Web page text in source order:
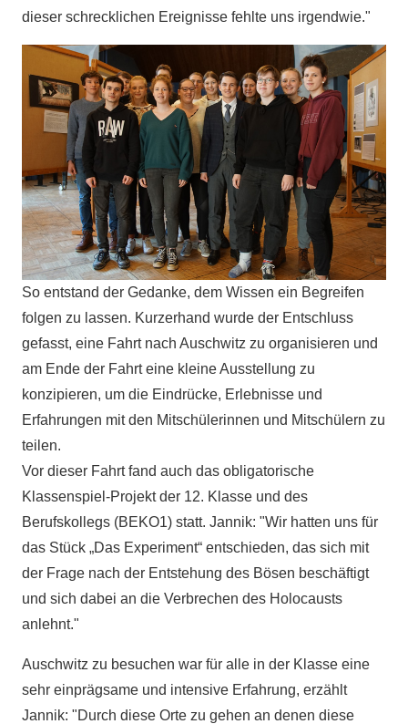
dieser schrecklichen Ereignisse fehlte uns irgendwie."
So entstand der Gedanke, dem Wissen ein Begreifen
folgen zu lassen. Kurzerhand wurde der Entschluss
gefasst, eine Fahrt nach Auschwitz zu organisieren und
am Ende der Fahrt eine kleine Ausstellung zu
konzipieren, um die Eindrücke, Erlebnisse und
Erfahrungen mit den Mitschülerinnen und Mitschülern zu
teilen.
Vor dieser Fahrt fand auch das obligatorische
Klassenspiel-Projekt der 12. Klasse und des
Berufskollegs (BEKO1) statt. Jannik: "Wir hatten uns für
das Stück „Das Experiment“ entschieden, das sich mit
der Frage nach der Entstehung des Bösen beschäftigt
und sich dabei an die Verbrechen des Holocausts
anlehnt."
Auschwitz zu besuchen war für alle in der Klasse eine
sehr einprägsame und intensive Erfahrung, erzählt
Jannik: "Durch diese Orte zu gehen an denen diese